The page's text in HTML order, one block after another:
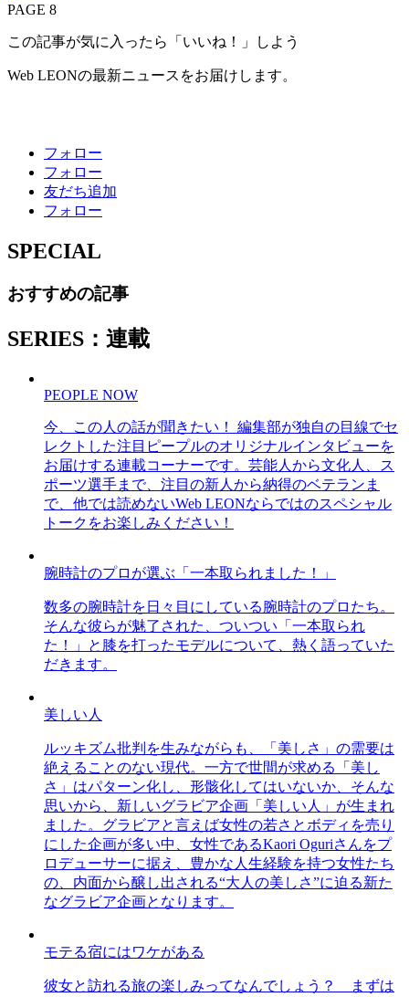
PAGE 8
この記事が気に入ったら「いいね！」しよう
Web LEONの最新ニュースをお届けします。
フォロー
フォロー
友だち追加
フォロー
SPECIAL
おすすめの記事
SERIES：連載
PEOPLE NOW
今、この人の話が聞きたい！ 編集部が独自の目線でセ
レクトした注目ピープルのオリジナルインタビューを
お届けする連載コーナーです。芸能人から文化人、ス
ポーツ選手まで、注目の新人から納得のベテランま
で、他では読めないWeb LEONならではのスペシャル
トークをお楽しみください！
腕時計のプロが選ぶ「一本取られました！」
数多の腕時計を日々目にしている腕時計のプロたち。
そんな彼らが魅了された、ついつい「一本取られ
た！」と膝を打ったモデルについて、熱く語っていた
だきます。
美しい人
ルッキズム批判を生みながらも、「美しさ」の需要は
絶えることのない現代。一方で世間が求める「美し
さ」はパターン化し、形骸化してはいないか、そんな
思いから、新しいグラビア企画「美しい人」が生まれ
ました。グラビアと言えば女性の若さとボディを売り
にした企画が多い中、女性であるKaori Oguriさんをプ
ロデューサーに据え、豊かな人生経験を持つ女性たち
の、内面から醸し出される“大人の美しさ”に迫る新た
なグラビア企画となります。
モテる宿にはワケがある
彼女と訪れる旅の楽しみってなんでしょう？ まずは